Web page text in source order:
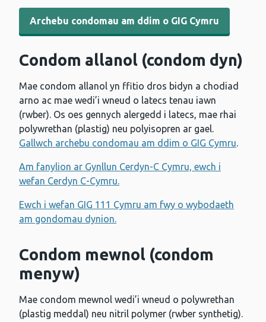
Archebu condomau am ddim o GIG Cymru
Condom allanol (condom dyn)
Mae condom allanol yn ffitio dros bidyn a chodiad
arno ac mae wedi’i wneud o latecs tenau iawn
(rwber). Os oes gennych alergedd i latecs, mae rhai
polywrethan (plastig) neu polyisopren ar gael.
Gallwch archebu condomau am ddim o GIG Cymru.
Am fanylion ar Gynllun Cerdyn-C Cymru, ewch i
wefan Cerdyn C-Cymru.
Ewch i wefan GIG 111 Cymru am fwy o wybodaeth
am gondomau dynion.
Condom mewnol (condom
menyw)
Mae condom mewnol wedi’i wneud o polywrethan
(plastig meddal) neu nitril polymer (rwber synthetig).